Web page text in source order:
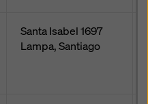
Santa Isabel 1697
Lampa, Santiago